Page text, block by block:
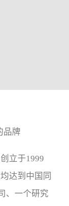
品牌
立于1999
达到中国同
、一个研究